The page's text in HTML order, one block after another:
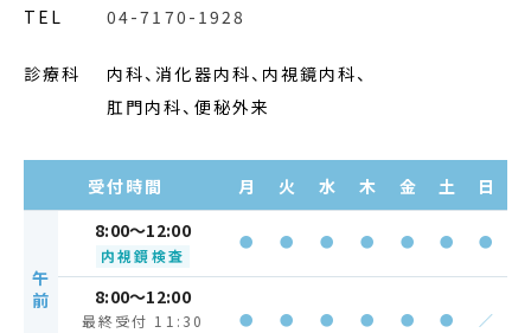
TEL 04-7170-1928
診療科
内科、消化器内科、内視鏡内科、
肛門内科、便秘外来
受付時間 月 火 水 木 金 土 日
午
前
8:00～12:00
内視鏡検査
● ● ● ● ● ● ●
8:00～12:00
最終受付 11:30
● ● ● ● ● ● ／